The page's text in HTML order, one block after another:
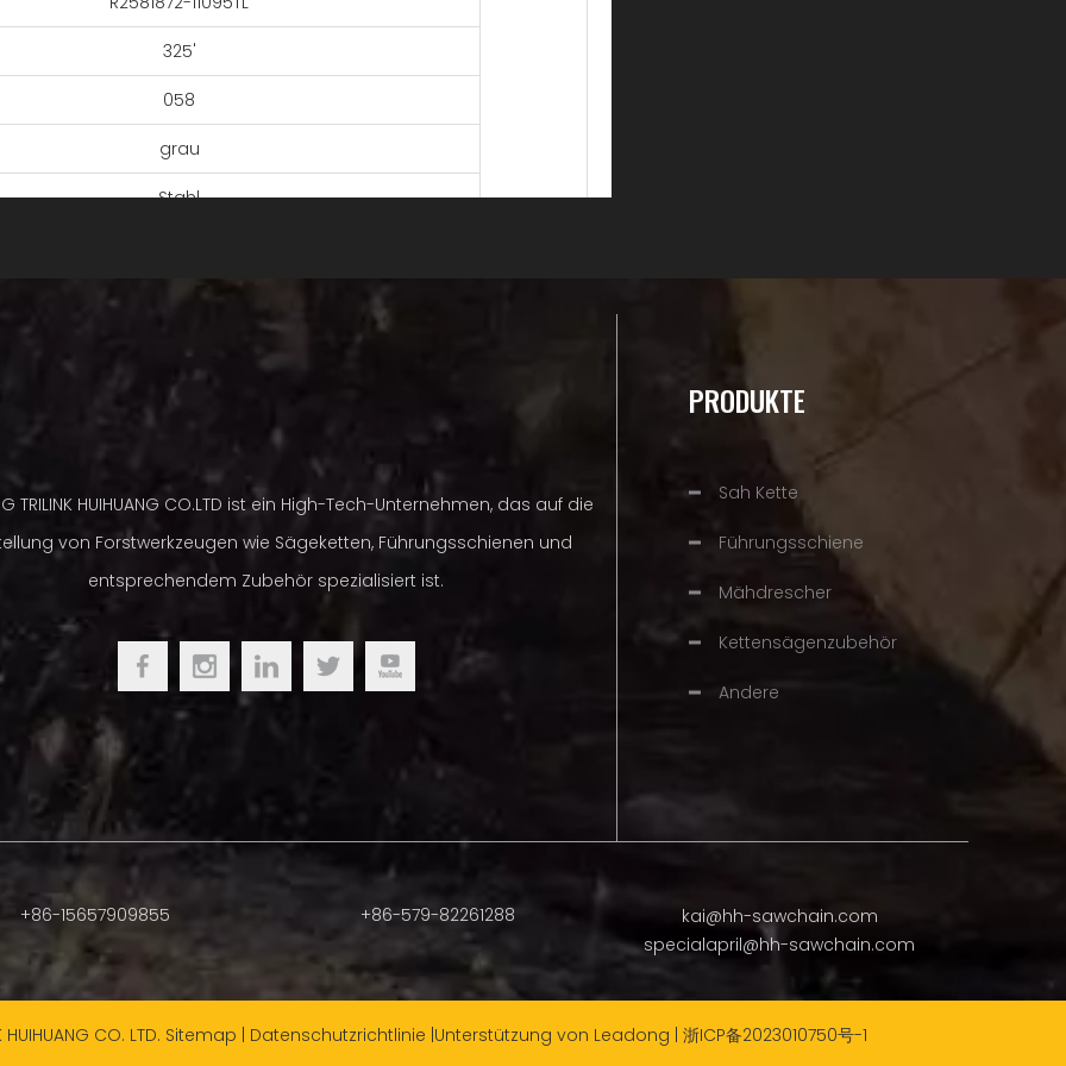
325'
058
grau
Stahl
18'' (45,72 cm)
mit hoher Geschwindigkeit und werden von
und semiprofessionellen Schneidern bevorzugt
im Blister oder Farbkarton
TRILINK HUIHUANG CO.LTD ist ein High-Tech-Unternehmen, das auf die
von Forstwerkzeugen wie Sägeketten, Führungsschienen und
entsprechendem Zubehör spezialisiert ist.
PRODUKTE
Sah Kette
Führungsschiene
Mähdrescher
Kettensägenzubehör
Andere
+86-15657909855 +86-579-82261288
kai@hh-sawchain.com
specialapril@hh-sawchain.com
HUIHUANG CO. LTD. Sitemap Datenschutzrichtlinie |Unterstützung von Leadong 浙ICP备2023010750号-1